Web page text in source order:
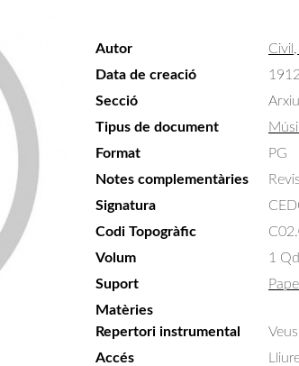
Autor
Data de creació
1912
Secció
Tipus de document
Format
PG
Notes complementàries
Signatura
Codi Topogràfic
Volum
1
Suport
Matèries
Repertori instrumental
Accés